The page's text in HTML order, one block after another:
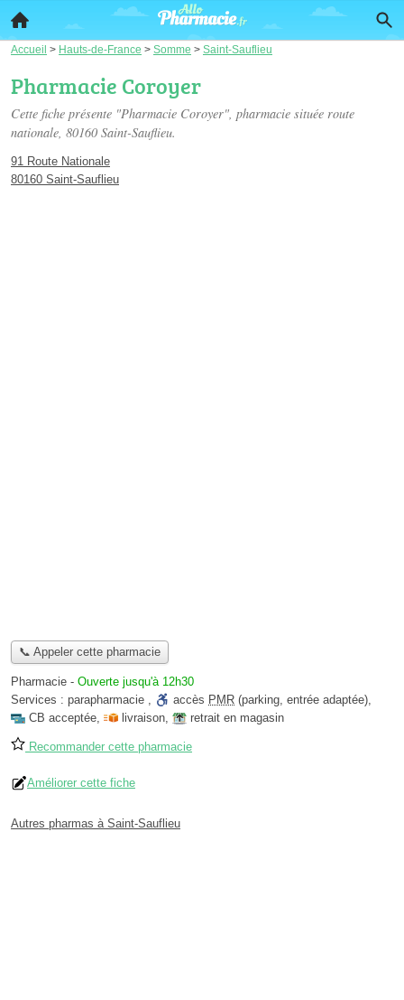
Accueil > Hauts-de-France > Somme > Saint-Sauflieu
Pharmacie Coroyer
Cette fiche présente "Pharmacie Coroyer", pharmacie située route
nationale, 80160 Saint-Sauflieu.
91 Route Nationale
80160 Saint-Sauflieu
📞 Appeler cette pharmacie
Pharmacie - Ouverte jusqu'à 12h30
Services : parapharmacie , accès PMR (parking, entrée adaptée),
CB acceptée, livraison, retrait en magasin
Recommander cette pharmacie
Améliorer cette fiche
Autres pharmas à Saint-Sauflieu